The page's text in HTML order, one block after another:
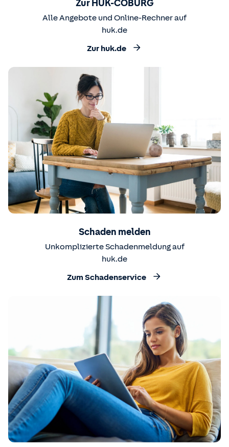
Zur HUK-COBURG
Alle Angebote und Online-Rechner auf
huk.de
Zur huk.de
Schaden melden
Unkomplizierte Schadenmeldung auf
huk.de
Zum Schadenservice